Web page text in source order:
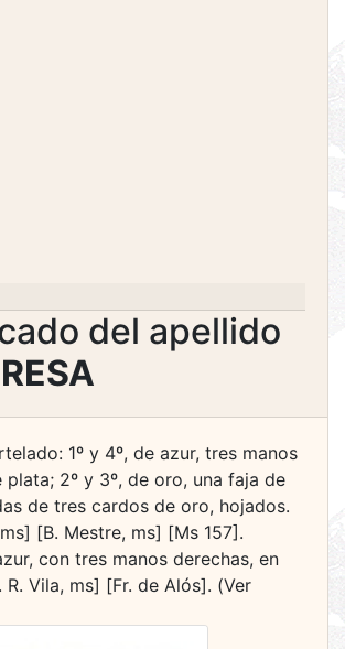
del apellido
1º y 4º, de azur, tres manos
plata; 2º y 3º, de oro, una faja de
de tres cardos de oro, hojados.
[B. Mestre, ms] [Ms 157].
con tres manos derechas, en
R. Vila, ms] [Fr. de Alós]. (Ver